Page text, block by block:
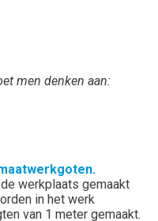
men denken aan:
werkplaats gemaakt
in het werk
van 1 meter gemaakt.